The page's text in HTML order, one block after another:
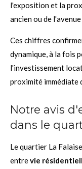
l'exposition et la
ancien ou de
Ces chiffres
dynamique, à la fois
l'investissement
proximité immédiate
Notre avis
dans le
Le quartier La
entrevie